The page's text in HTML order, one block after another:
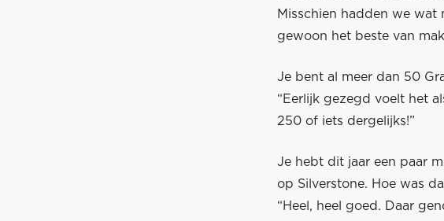
Misschien hadden we wat
gewoon het beste van
Je bent al meer dan 50
“Eerlijk gezegd voelt het
250 of iets dergelijks!”
Je hebt dit jaar een paar
op Silverstone. Hoe was
​“Heel, heel goed. Daar